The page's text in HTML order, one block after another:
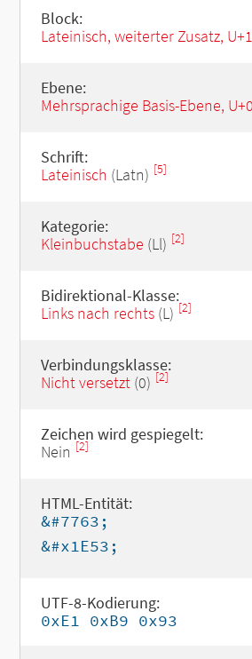
Block:
Lateinisch, weiterter Zusatz,
Ebene:
Mehrsprachige Basis-Ebene,
Schrift:
Lateinisch (Latn) [5]
Kategorie:
Kleinbuchstabe (Ll) [2]
Bidirektional-Klasse:
Links nach rechts(L) [2]
Verbindungsklasse:
Nicht versetzt(0) [2]
Zeichen wird gespiegelt:
Nein [2]
HTML-Entität:
&#7763;
&#x1E53;
UTF-8-Kodierung:
0xE1 0xB9 0x93